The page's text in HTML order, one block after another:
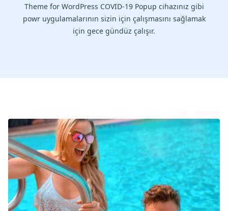
Theme for WordPress COVID-19 Popup cihazınız gibi
powr uygulamalarının sizin için çalışmasını sağlamak
için gece gündüz çalışır.